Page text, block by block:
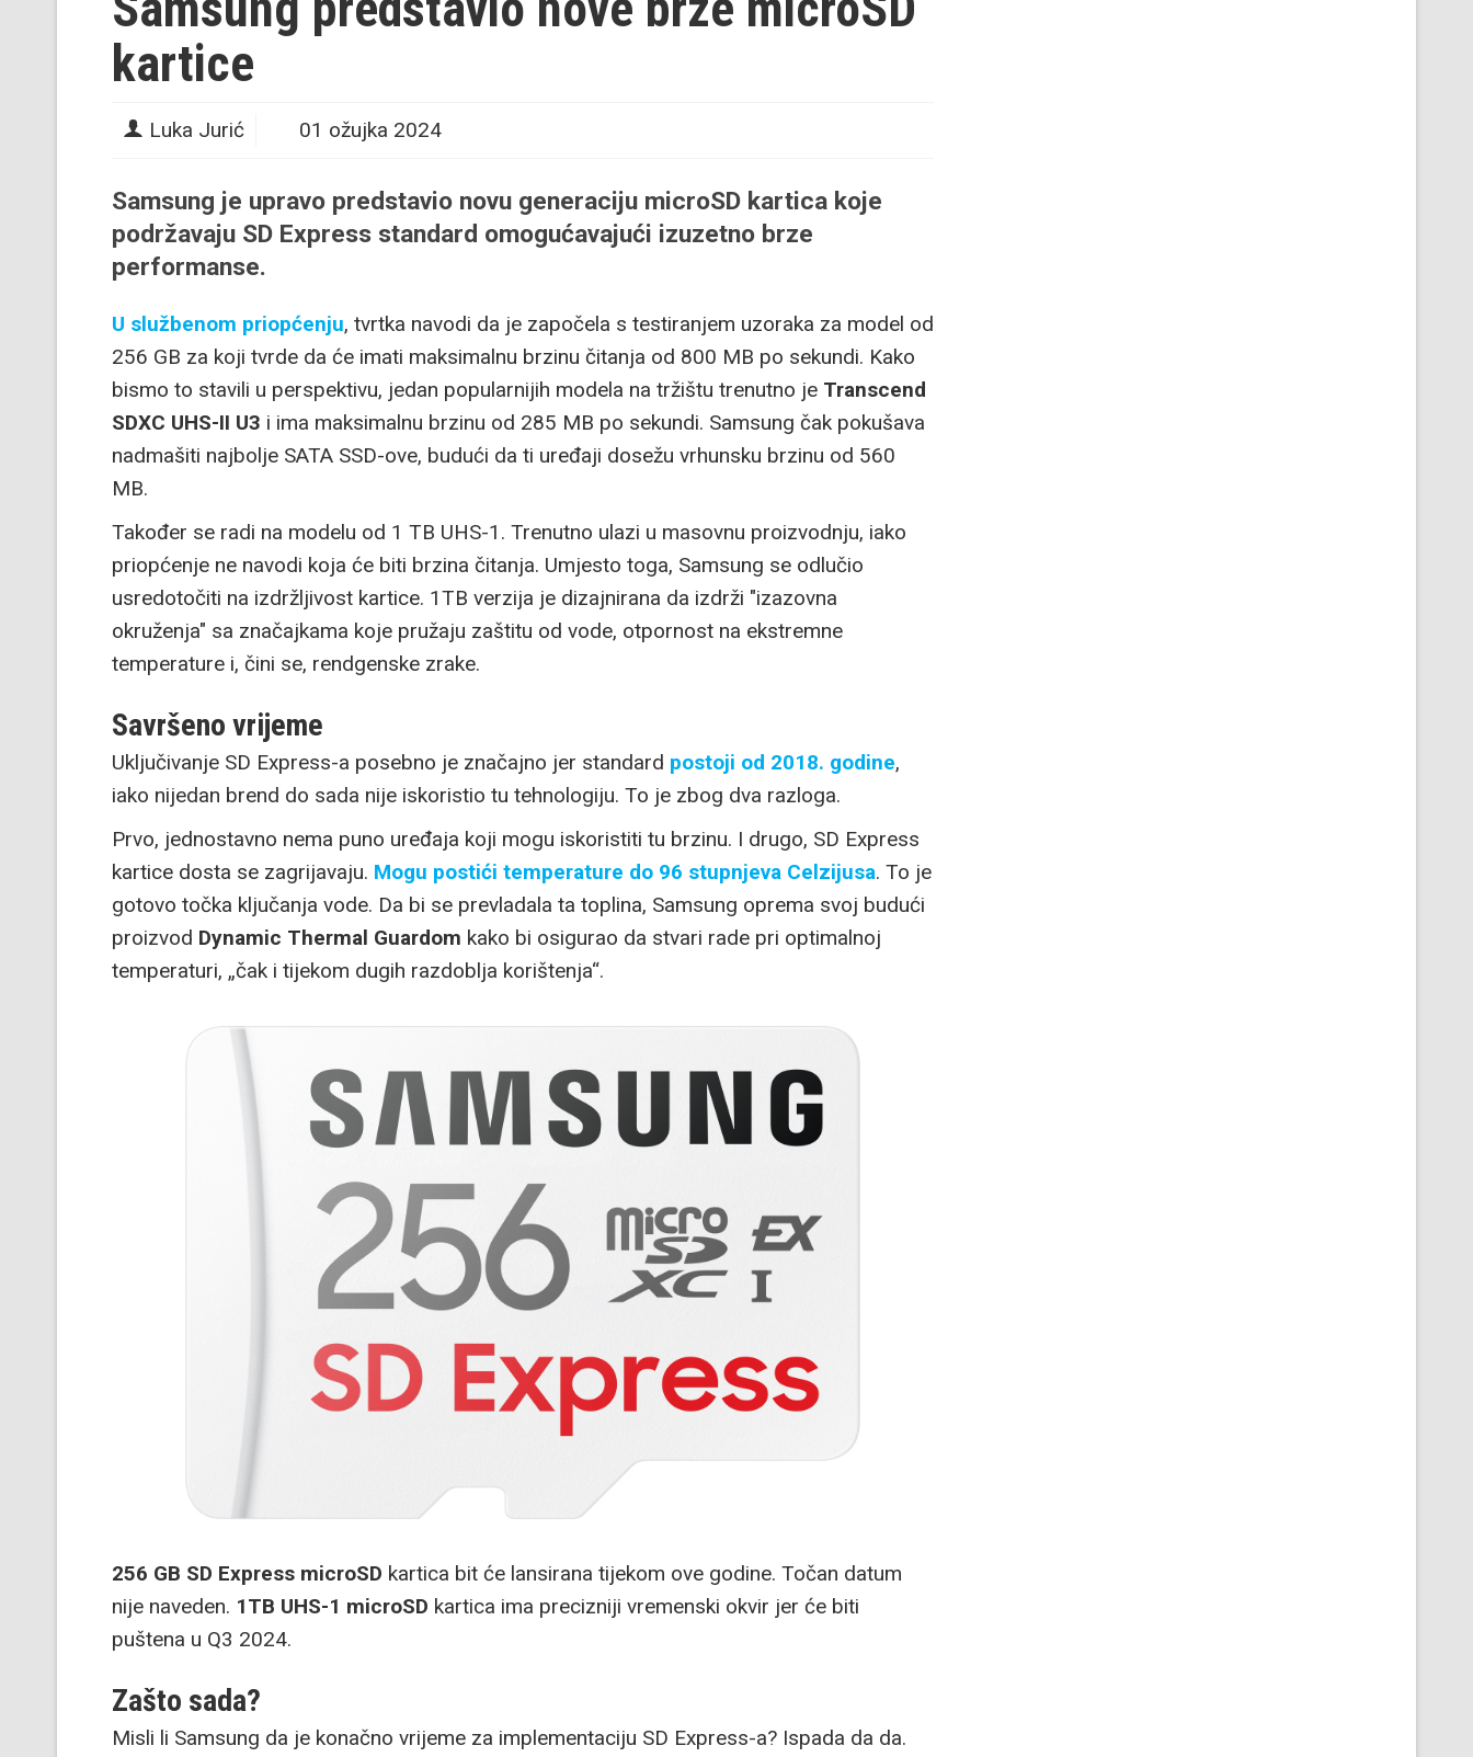
kartice
Luka Jurić 01 ožujka 2024
Samsung je upravo predstavio novu generaciju microSD kartica koje
podržavaju SD Express standard omogućavajući izuzetno brze
performanse.
U službenom priopćenju, tvrtka navodi da je započela s testiranjem uzoraka za model od
256 GB za koji tvrde da će imati maksimalnu brzinu čitanja od 800 MB po sekundi. Kako
bismo to stavili u perspektivu, jedan popularnijih modela na tržištu trenutno je Transcend
SDXC UHS-II U3 i ima maksimalnu brzinu od 285 MB po sekundi. Samsung čak pokušava
nadmašiti najbolje SATA SSD-ove, budući da ti uređaji dosežu vrhunsku brzinu od 560
MB.
Također se radi na modelu od 1 TB UHS-1. Trenutno ulazi u masovnu proizvodnju, iako
priopćenje ne navodi koja će biti brzina čitanja. Umjesto toga, Samsung se odlučio
usredotočiti na izdržljivost kartice. 1TB verzija je dizajnirana da izdrži "izazovna
okruženja" sa značajkama koje pružaju zaštitu od vode, otpornost na ekstremne
temperature i, čini se, rendgenske zrake.
Savršeno vrijeme
Uključivanje SD Express-a posebno je značajno jer standard postoji od 2018. godine,
iako nijedan brend do sada nije iskoristio tu tehnologiju. To je zbog dva razloga.
Prvo, jednostavno nema puno uređaja koji mogu iskoristiti tu brzinu. I drugo, SD Express
kartice dosta se zagrijavaju. Mogu postići temperature do 96 stupnjeva Celzijusa. To je
gotovo točka ključanja vode. Da bi se prevladala ta toplina, Samsung oprema svoj budući
proizvod Dynamic Thermal Guardom kako bi osigurao da stvari rade pri optimalnoj
temperaturi, „čak i tijekom dugih razdoblja korištenja“.
256 GB SD Express microSD kartica bit će lansirana tijekom ove godine. Točan datum
nije naveden. 1TB UHS-1 microSD kartica ima precizniji vremenski okvir jer će biti
puštena u Q3 2024.
Zašto sada?
Misli li Samsung da je konačno vrijeme za implementaciju SD Express-a? Ispada da da.